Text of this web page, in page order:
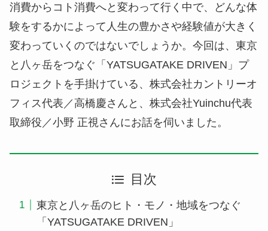
消費からコト消費へと変わって行く中で、どんな体
験をするかによって人生の豊かさや経験値が大きく
変わっていくのではないでしょうか。今回は、東京
と八ヶ岳をつなぐ「YATSUGATAKE DRIVEN」プ
ロジェクトを手掛けている、株式会社カントリーオ
フィス代表／高橋慶さんと、株式会社Yuinchu代表
取締役／小野 正視さんにお話を伺いました。
目次
東京と八ヶ岳のヒト・モノ・地域をつなぐ
「YATSUGATAKE DRIVEN」